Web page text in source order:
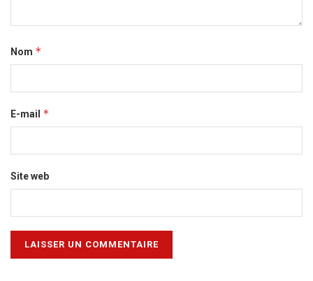
Nom *
E-mail *
Site web